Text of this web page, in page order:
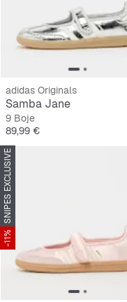
adidas Originals
Samba Jane
9 Boje
Cijena
89,99 €
SNIPES EXCLUSIVE
-11%